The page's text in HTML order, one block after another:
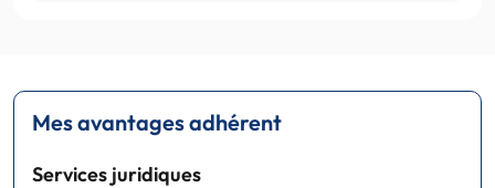
Mes avantages adhérent
Services juridiques